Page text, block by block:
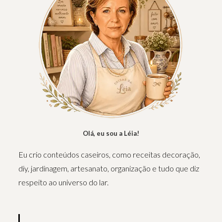
Olá, eu sou a Léia!
Eu crio conteúdos caseiros, como receitas decoração,
diy, jardinagem, artesanato, organização e tudo que diz
respeito ao universo do lar.